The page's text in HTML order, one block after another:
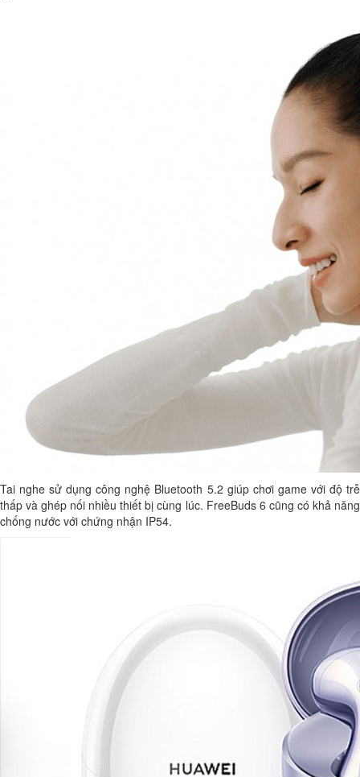
Tai nghe sử dụng công nghệ Bluetooth 5.2 giúp chơi game với độ trễ
thấp và ghép nối nhiều thiết bị cùng lúc. FreeBuds 6 cũng có khả năng
chống nước với chứng nhận IP54.